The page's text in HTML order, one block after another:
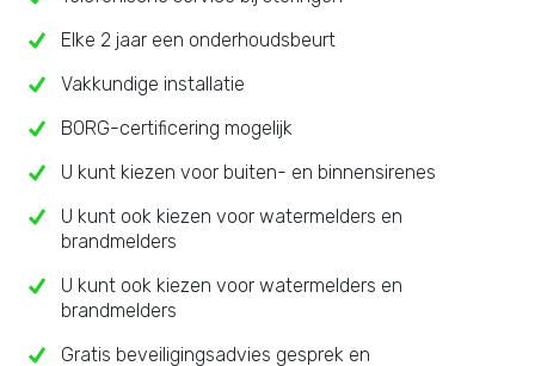
Elke 2 jaar een onderhoudsbeurt
Vakkundige installatie
BORG-certificering mogelijk
U kunt kiezen voor buiten- en binnensirenes
U kunt ook kiezen voor watermelders en
brandmelders
U kunt ook kiezen voor watermelders en
brandmelders
Gratis beveiligingsadvies gesprek en